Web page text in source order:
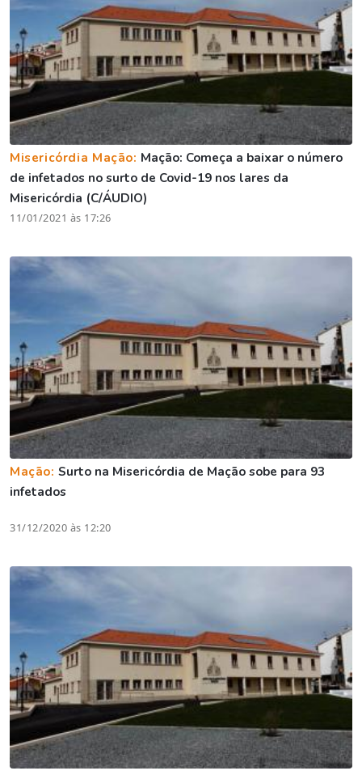
Misericórdia Mação: Mação: Começa a baixar o número
de infetados no surto de Covid-19 nos lares da
Misericórdia (C/ÁUDIO)
11/01/2021 às 17:26
Mação:Surto na Misericórdia de Mação sobe para 93
infetados
31/12/2020 às 12:20